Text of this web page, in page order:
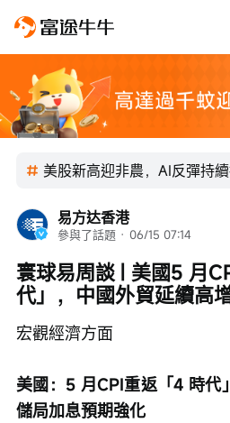
美股新高迎非農，AI反彈持續
易方达香港
參與了話題 · 06/15 07:14
寰球易周談 | 美國5 月
代」，中國外貿延續高
宏觀經濟方面
美國：5 月CPI重返「4 時代
儲局加息預期強化